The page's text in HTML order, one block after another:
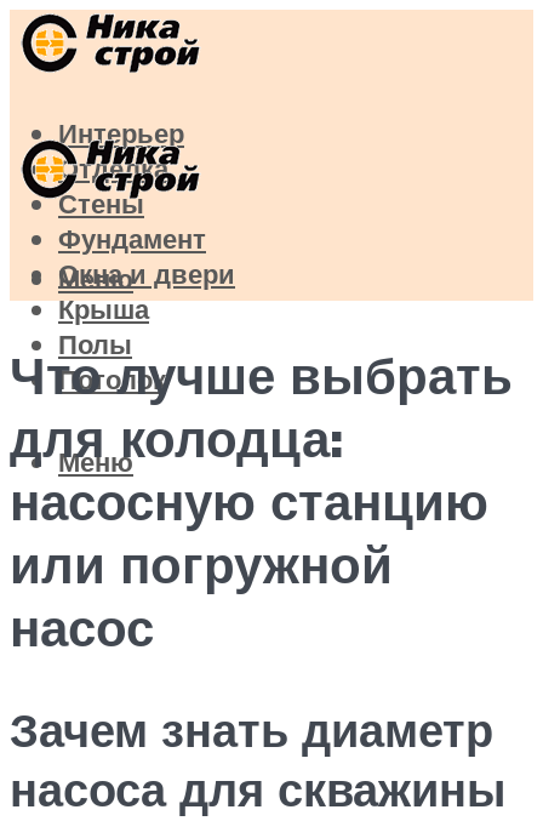
Интерьер
Отделка
Стены
Фундамент
Окна и двери
Крыша
Полы
Потолок
Меню
Меню
Что лучше выбрать
для колодца:
насосную станцию
или погружной
насос
Зачем знать диаметр
насоса для скважины